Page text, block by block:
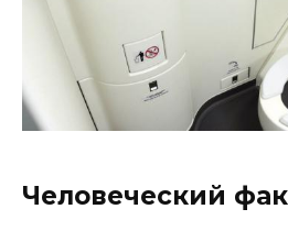
Человеческий